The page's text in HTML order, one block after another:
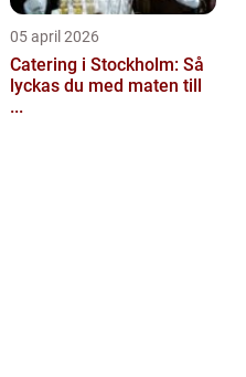
05 april 2026
Catering i Stockholm: Så
lyckas du med maten till
...